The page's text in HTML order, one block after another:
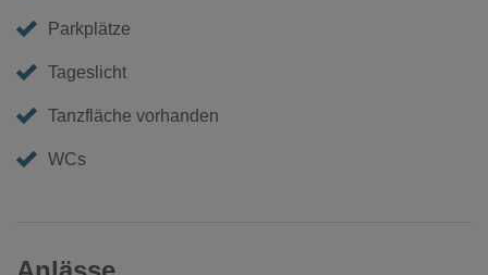
Parkplätze
Tageslicht
Tanzfläche vorhanden
WCs